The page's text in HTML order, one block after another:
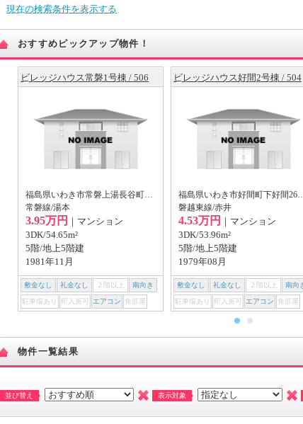
現在の検索条件を表示する
おすすめピックアップ物件！
ビレッジハウス常磐1号棟 / 506
福島県いわき市常磐上湯長谷町135丁目
常磐線/湯本
3.95万円 ｜マンション
3DK/54.65m²
5階/地上5階建
1981年11月
敷金なし 礼金なし ２階以上 南向き
駐車場あり 即入居可 エアコン 角部屋
ビレッジハウス好間2号棟 / 504
福島県いわき市好
磐越東線/赤井
4.53万円 ｜マンション
3DK/53.96m²
5階/地上5階建
1979年08月
敷金なし 礼金なし ２階以上 南向
駐車場あり 即入居可 エアコン 角部屋
物件一覧結果
並び替え 表示対象